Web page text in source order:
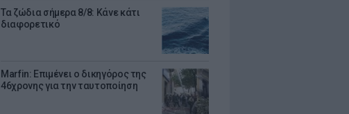
Τα ζώδια σήμερα 8/8: Κάνε κάτι
διαφορετικό
Marfin: Επιμένει ο δικηγόρος της
46χρονης για την ταυτοποίηση